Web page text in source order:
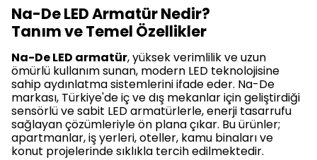
Na-De LED Armatür Nedir?
Tanım ve Temel Özellikler
Na-De LED armatür, yüksek verimlilik ve uzun
ömürlü kullanım sunan, modern LED teknolojisine
sahip aydınlatma sistemlerini ifade eder. Na-De
markası, Türkiye'de iç ve dış mekanlar için geliştirdiği
sensörlü ve sabit LED armatürlerle, enerji tasarrufu
sağlayan çözümleriyle ön plana çıkar. Bu ürünler;
apartmanlar, iş yerleri, oteller, kamu binaları ve
konut projelerinde sıklıkla tercih edilmektedir.